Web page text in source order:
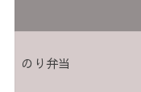
のり弁当